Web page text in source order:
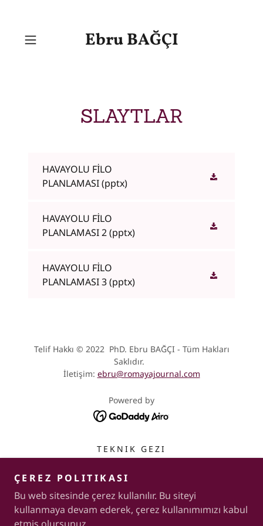
Ebru BAĞÇI
SLAYTLAR
HAVAYOLU FİLO
PLANLAMASI(pptx)
HAVAYOLU FİLO
PLANLAMASI 2(pptx)
HAVAYOLU FİLO
PLANLAMASI 3(pptx)
Telif Hakkı © 2022 PhD. Ebru BAĞÇI - Tüm Hakları
Saklıdır.
İletişim: ebru@romayajournal.com
Powered by
TEKNIK GEZI
ÇEREZ POLITIKASI
Bu web sitesinde çerez kullanılır. Bu siteyi
kullanmaya devam ederek, çerez kullanımımızı kabul